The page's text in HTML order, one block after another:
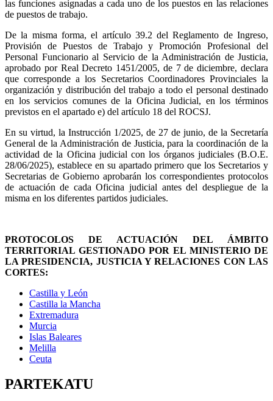
las funciones asignadas a cada uno de los puestos en las relaciones
de puestos de trabajo.
De la misma forma, el artículo 39.2 del Reglamento de Ingreso,
Provisión de Puestos de Trabajo y Promoción Profesional del
Personal Funcionario al Servicio de la Administración de Justicia,
aprobado por Real Decreto 1451/2005, de 7 de diciembre, declara
que corresponde a los Secretarios Coordinadores Provinciales la
organización y distribución del trabajo a todo el personal destinado
en los servicios comunes de la Oficina Judicial, en los términos
previstos en el apartado e) del artículo 18 del ROCSJ.
En su virtud, la Instrucción 1/2025, de 27 de junio, de la Secretaría
General de la Administración de Justicia, para la coordinación de la
actividad de la Oficina judicial con los órganos judiciales (B.O.E.
28/06/2025), establece en su apartado primero que los Secretarios y
Secretarias de Gobierno aprobarán los correspondientes protocolos
de actuación de cada Oficina judicial antes del despliegue de la
misma en los diferentes partidos judiciales.
PROTOCOLOS DE ACTUACIÓN DEL ÁMBITO
TERRITORIAL GESTIONADO POR EL MINISTERIO DE
LA PRESIDENCIA, JUSTICIA Y RELACIONES CON LAS
CORTES:​​
​Castilla y León
Castilla la Mancha
Extremadura
Murcia
Islas Baleares
Melilla
Ceuta
PARTEKATU